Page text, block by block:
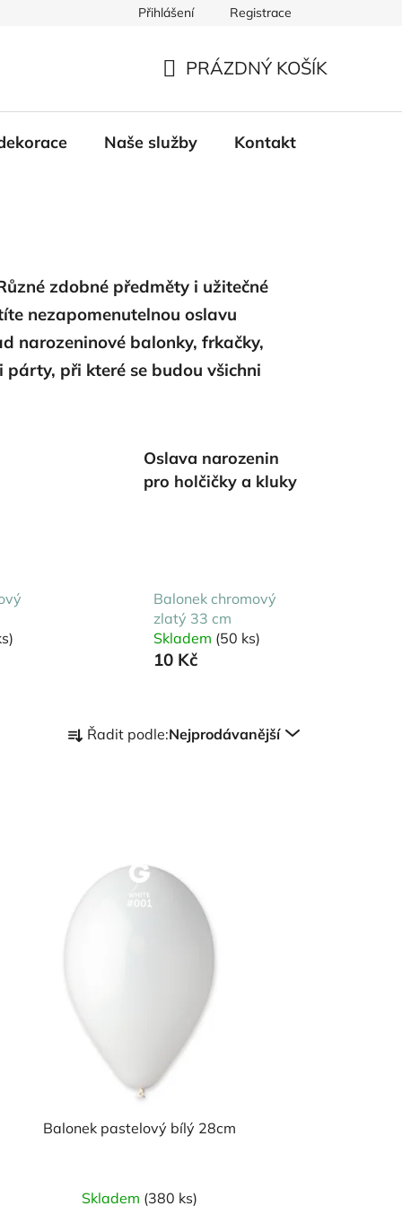
Přihlášení Registrace
KOŠÍK
PRÁZDNÝ KOŠÍK
Naše služby Kontakt
zdobné předměty i užitečné
nezapomenutelnou oslavu
narozeninové balonky, frkačky,
párty, při které se budou všichni
Oslava narozenin
pro holčičky a kluky
Balonek chromový
zlatý 33 cm
Skladem (50 ks)
10 Kč
a
o
d
t
Řadit podle:Nejprodávanější
Balonek pastelový bílý 28cm
Skladem (380 ks)